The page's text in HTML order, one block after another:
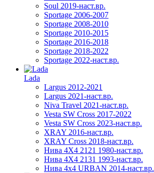
Soul 2019-наст.вр.
Sportage 2006-2007
Sportage 2008-2010
Sportage 2010-2015
Sportage 2016-2018
Sportage 2018-2022
Sportage 2022-наст.вр.
Lada
Largus 2012-2021
Largus 2021-наст.вр.
Niva Travel 2021-наст.вр.
Vesta SW Cross 2017-2022
Vesta SW Cross 2023-наст.вр.
XRAY 2016-наст.вр.
XRAY Cross 2018-наст.вр.
Нива 4X4 2121 1980-наст.вр.
Нива 4X4 2131 1993-наст.вр.
Нива 4х4 URBAN 2014-наст.вр.